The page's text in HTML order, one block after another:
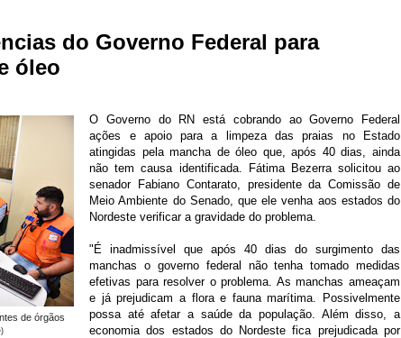
do Governo Federal para
óleo
de órgãos
O Governo do RN está cobrando ao Governo Federal
ações e apoio para a limpeza das praias no Estado
atingidas pela mancha de óleo que, após 40 dias, ainda
não tem causa identificada. Fátima Bezerra solicitou ao
senador Fabiano Contarato, presidente da Comissão de
Meio Ambiente do Senado, que ele venha aos estados do
Nordeste verificar a gravidade do problema.
"É inadmissível que após 40 dias do surgimento das
manchas o governo federal não tenha tomado medidas
efetivas para resolver o problema. As manchas ameaçam
e já prejudicam a flora e fauna marítima. Possivelmente
possa até afetar a saúde da população. Além disso, a
economia dos estados do Nordeste fica prejudicada por